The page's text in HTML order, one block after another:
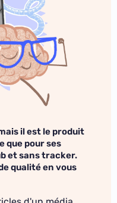
il est le produit
que pour ses
et sans tracker.
qualité en vous